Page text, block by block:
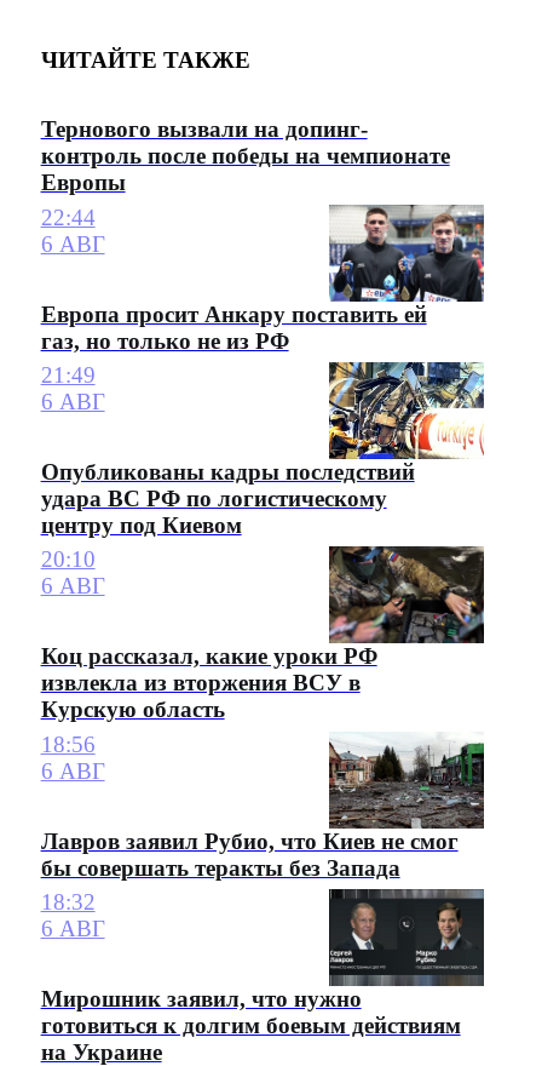
ЧИТАЙТЕ ТАКЖЕ
Тернового вызвали на допинг-
контроль после победы на чемпионате
Европы
22:44
6 АВГ
Европа просит Анкару поставить ей
газ, но только не из РФ
21:49
6 АВГ
Опубликованы кадры последствий
удара ВС РФ по логистическому
центру под Киевом
20:10
6 АВГ
Коц рассказал, какие уроки РФ
извлекла из вторжения ВСУ в
Курскую область
18:56
6 АВГ
Лавров заявил Рубио, что Киев не смог
бы совершать теракты без Запада
18:32
6 АВГ
Мирошник заявил, что нужно
готовиться к долгим боевым действиям
на Украине